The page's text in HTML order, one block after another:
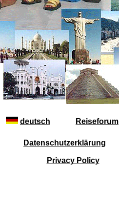
deutsch Reiseforum
Datenschutzerklärung
Privacy Policy